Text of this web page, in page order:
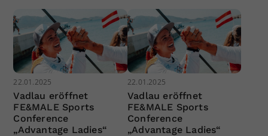
22.01.2025
Vadlau eröffnet
FE&MALE Sports
Conference
„Advantage Ladies“
22.01.2025
Vadlau eröffnet
FE&MALE Sports
Conference
„Advantage Ladies“